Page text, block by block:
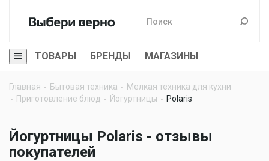
ТОВАРЫ БРЕНДЫ МАГАЗИНЫ
Главная Бытовая техника
Мелкая техника для кухни
Приготовление блюд
Йогуртницы Polaris
Йогуртницы Polaris - отзывы
покупателей